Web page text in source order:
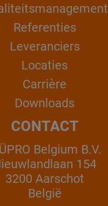
Referenties
Leveranciers
Locaties
Carrière
Downloads
CONTACT
Belgium B.V.
154
3200 Aarschot
België